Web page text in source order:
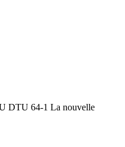
DTU 64-1 La nouvelle